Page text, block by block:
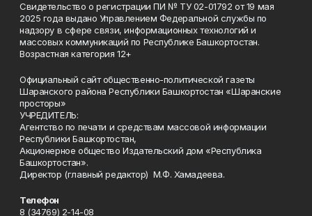
Свидетельство о регистрации ПИ № ТУ 02-01792 от 19 мая
2025 года выдано Управлением Федеральной службы по
надзору в сфере связи, информационных технологий и
массовых коммуникаций по Республике Башкортостан.
Возрастная категория 12+
Официальный сайт общественно-политической газеты
Шаранского района Республики Башкортостан «Шаранские
просторы»
УЧРЕДИТЕЛЬ:
Агентство по печати и средствам массовой информации
Республики Башкортостан,
Акционерное общество Издательский дом «Республика
Башкортостан».
Директор (главный редактор) М.Ф. Хамадеева.
Телефон
8 (34769) 2-14-08